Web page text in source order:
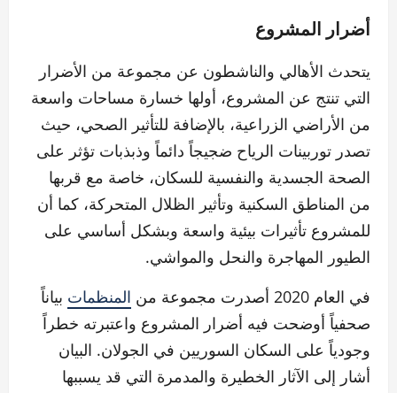
أضرار المشروع
يتحدث الأهالي والناشطون عن مجموعة من الأضرار
التي تنتج عن المشروع، أولها خسارة مساحات واسعة
من الأراضي الزراعية، بالإضافة للتأثير الصحي، حيث
تصدر توربينات الرياح ضجيجاً دائماً وذبذبات تؤثر على
الصحة الجسدية والنفسية للسكان، خاصة مع قربها
من المناطق السكنية وتأثير الظلال المتحركة، كما أن
للمشروع تأثيرات بيئية واسعة وبشكل أساسي على
الطيور المهاجرة والنحل والمواشي.
في العام 2020 أصدرت مجموعة من
المنظمات بياناً
صحفياً أوضحت فيه أضرار المشروع واعتبرته خطراً
وجودياً على السكان السوريين في الجولان. البيان
أشار إلى الآثار الخطيرة والمدمرة التي قد يسببها